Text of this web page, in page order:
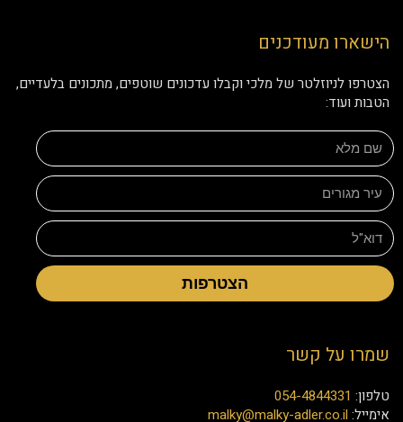
הישארו מעודכנים
הצטרפו לניוזלטר של מלכי וקבלו עדכונים שוטפים, מתכונים בלעדיים,
הטבות ועוד:
הצטרפות
שמרו על קשר
טלפון: 054-4844331
אימייל: malky@malky-adler.co.il